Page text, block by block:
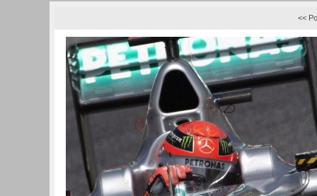
<<